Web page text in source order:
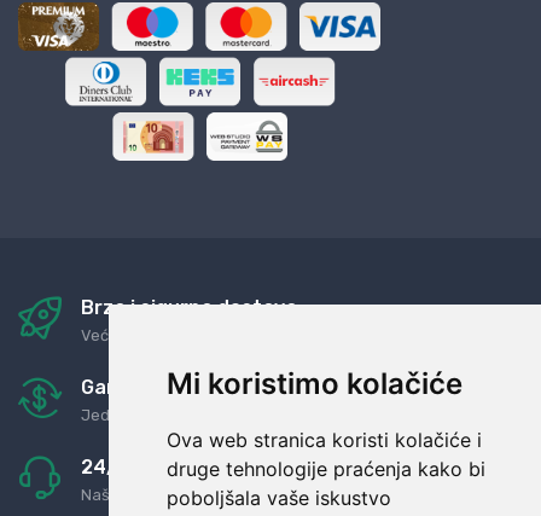
Mi koristimo kolačiće
Ova web stranica koristi kolačiće i
druge tehnologije praćenja kako bi
poboljšala vaše iskustvo
Brza i sigurna dostava
Već za nekoliko dana kod vas
Garancija u povrat novaca
Jednostavno pravilo: Roba za novac
24/7 odlična podrška
Naši agenti uvijek na raspolaganju